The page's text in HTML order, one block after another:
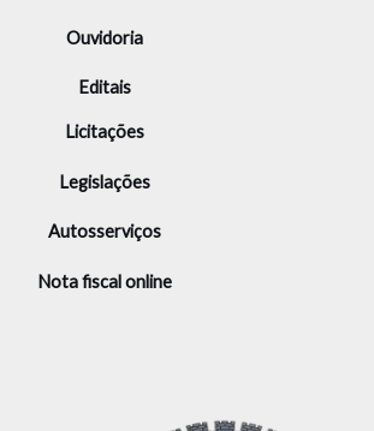
Ouvidoria
Editais
Licitações
Legislações
Autosserviços
Nota fiscal online